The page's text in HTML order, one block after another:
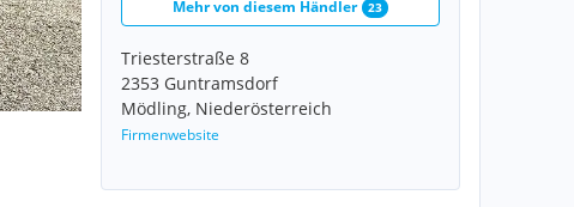
Mehr von diesem Händler 23
Triesterstraße 8
2353 Guntramsdorf
Mödling, Niederösterreich
Firmenwebsite